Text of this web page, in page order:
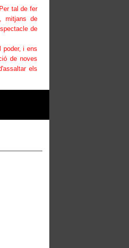
tal de fer
mitjans de
de
poder, i ens
de noves
els